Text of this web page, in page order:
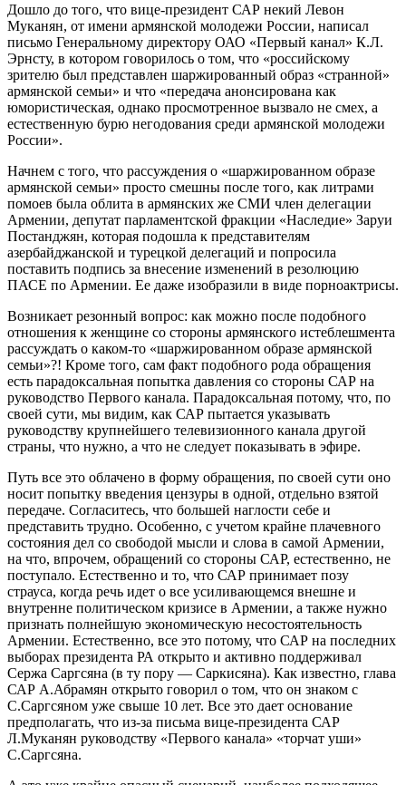
Дошло до того, что вице-президент САР некий Левон
Муканян, от имени армянской молодежи России, написал
письмо Генеральному директору ОАО «Первый канал» К.Л.
Эрнсту, в котором говорилось о том, что «российскому
зрителю был представлен шаржированный образ «странной»
армянской семьи» и что «передача анонсирована как
юмористическая, однако просмотренное вызвало не смех, а
естественную бурю негодования среди армянской молодежи
России».
Начнем с того, что рассуждения о «шаржированном образе
армянской семьи» просто смешны после того, как литрами
помоев была облита в армянских же СМИ член делегации
Армении, депутат парламентской фракции «Наследие» Заруи
Постанджян, которая подошла к представителям
азербайджанской и турецкой делегаций и попросила
поставить подпись за внесение изменений в резолюцию
ПАСЕ по Армении. Ее даже изобразили в виде порноактрисы.
Возникает резонный вопрос: как можно после подобного
отношения к женщине со стороны армянского истеблешмента
рассуждать о каком-то «шаржированном образе армянской
семьи»?! Кроме того, сам факт подобного рода обращения
есть парадоксальная попытка давления со стороны САР на
руководство Первого канала. Парадоксальная потому, что, по
своей сути, мы видим, как САР пытается указывать
руководству крупнейшего телевизионного канала другой
страны, что нужно, а что не следует показывать в эфире.
Путь все это облачено в форму обращения, по своей сути оно
носит попытку введения цензуры в одной, отдельно взятой
передаче. Согласитесь, что большей наглости себе и
представить трудно. Особенно, с учетом крайне плачевного
состояния дел со свободой мысли и слова в самой Армении,
на что, впрочем, обращений со стороны САР, естественно, не
поступало. Естественно и то, что САР принимает позу
страуса, когда речь идет о все усиливающемся внешне и
внутренне политическом кризисе в Армении, а также нужно
признать полнейшую экономическую несостоятельность
Армении. Естественно, все это потому, что САР на последних
выборах президента РА открыто и активно поддерживал
Сержа Саргсяна (в ту пору — Саркисяна). Как известно, глава
САР А.Абрамян открыто говорил о том, что он знаком с
С.Саргсяном уже свыше 10 лет. Все это дает основание
предполагать, что из-за письма вице-президента САР
Л.Муканян руководству «Первого канала» «торчат уши»
С.Саргсяна.